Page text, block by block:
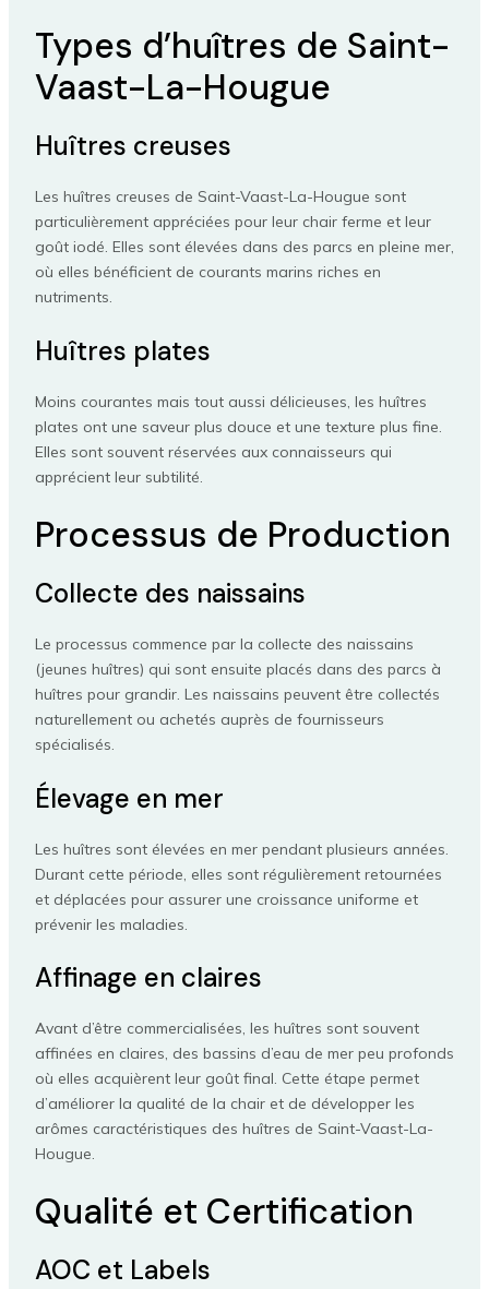
Types d’huîtres de Saint-
Vaast-La-Hougue
Huîtres creuses
Les huîtres creuses de Saint-Vaast-La-Hougue sont
particulièrement appréciées pour leur chair ferme et leur
goût iodé. Elles sont élevées dans des parcs en pleine mer,
où elles bénéficient de courants marins riches en
nutriments.
Huîtres plates
Moins courantes mais tout aussi délicieuses, les huîtres
plates ont une saveur plus douce et une texture plus fine.
Elles sont souvent réservées aux connaisseurs qui
apprécient leur subtilité.
Processus de Production
Collecte des naissains
Le processus commence par la collecte des naissains
(jeunes huîtres) qui sont ensuite placés dans des parcs à
huîtres pour grandir. Les naissains peuvent être collectés
naturellement ou achetés auprès de fournisseurs
spécialisés.
Élevage en mer
Les huîtres sont élevées en mer pendant plusieurs années.
Durant cette période, elles sont régulièrement retournées
et déplacées pour assurer une croissance uniforme et
prévenir les maladies.
Affinage en claires
Avant d’être commercialisées, les huîtres sont souvent
affinées en claires, des bassins d’eau de mer peu profonds
où elles acquièrent leur goût final. Cette étape permet
d’améliorer la qualité de la chair et de développer les
arômes caractéristiques des huîtres de Saint-Vaast-La-
Hougue.
Qualité et Certification
AOC et Labels